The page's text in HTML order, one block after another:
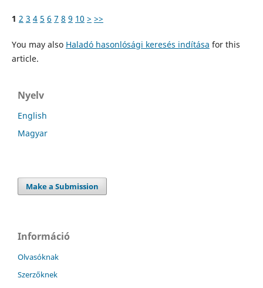
1 2 3 4 5 6 7 8 9 10 > >>
You may also Haladó hasonlósági keresés indítása for this
article.
Nyelv
English
Magyar
Make a Submission
Információ
Olvasóknak
Szerzőknek